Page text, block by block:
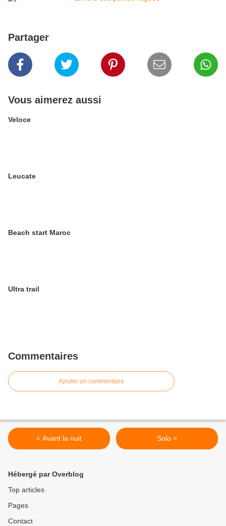
Partager
Vous aimerez aussi
Veloce
Leucate
Beach start Maroc
Ultra trail
Commentaires
Ajouter un commentaire
< Avant la nuit Solo >
Hébergé par Overblog
Top articles
Pages
Contact